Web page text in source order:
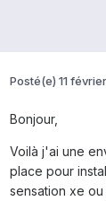
Posté(e) 11
Bonjour,
Voilà j'ai une
place pour
sensation xe